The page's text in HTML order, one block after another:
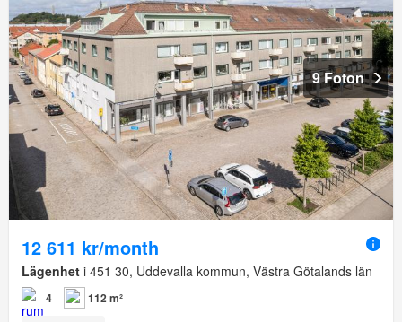
9 Foton
12 611 kr/month
Lägenhet i 451 30, Uddevalla kommun, Västra Götalands län
4 112 m²